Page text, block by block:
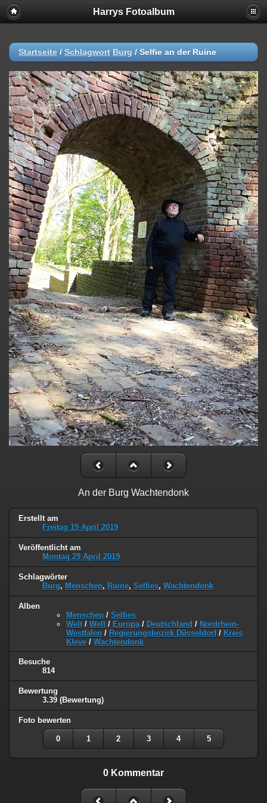
Harrys Fotoalbum
Startseite / Schlagwort Burg / Selfie an der Ruine
An der Burg Wachtendonk
Erstellt am
Freitag 19 April 2019
Veröffentlicht am
Montag 29 April 2019
Schlagwörter
Burg, Menschen, Ruine, Selfies, Wachtendonk
Alben
Menschen / Selfies
Welt / Welt / Europa / Deutschland / Nordrhein-
Westfalen / Regierungsbezirk Düsseldorf/ Kreis
Kleve / Wachtendonk
Besuche
814
Bewertung
3.39 (Bewertung)
Foto bewerten
0 1 2 3 4 5
0 Kommentar